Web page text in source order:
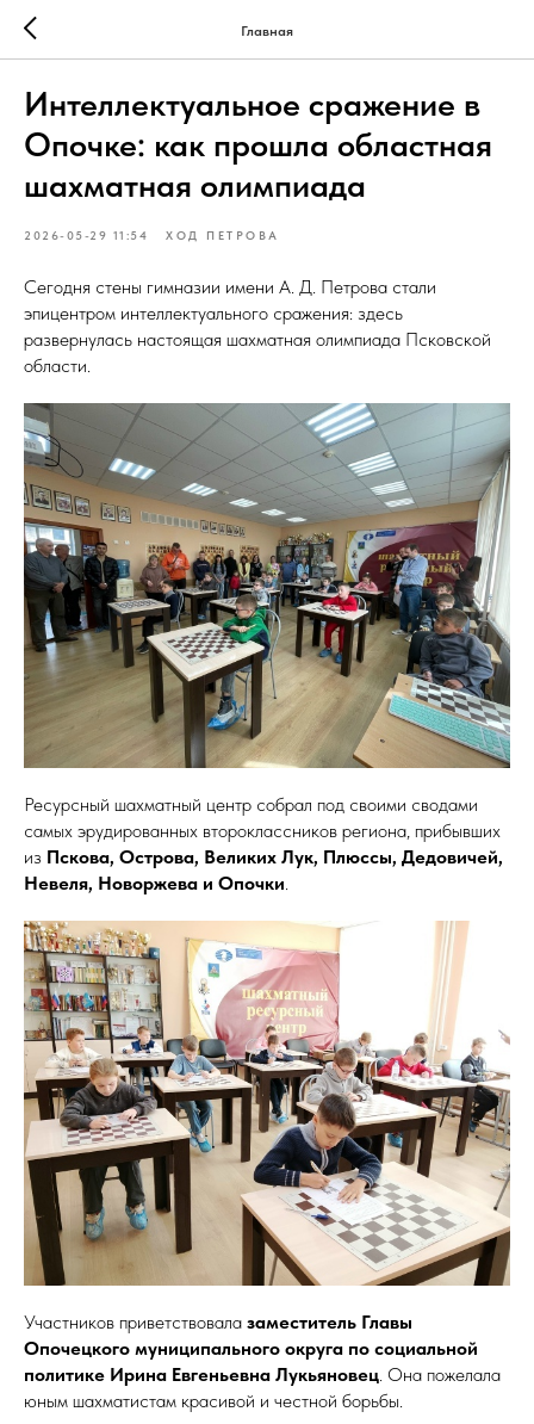
Главная
Интеллектуальное сражение в
Опочке: как прошла областная
шахматная олимпиада
2026-05-29 11:54 ХОД ПЕТРОВА
Сегодня стены гимназии имени А. Д. Петрова стали
эпицентром интеллектуального сражения: здесь
развернулась настоящая шахматная олимпиада Псковской
области.
Ресурсный шахматный центр собрал под своими сводами
самых эрудированных второклассников региона, прибывших
из Пскова, Острова, Великих Лук, Плюссы, Дедовичей,
Невеля, Новоржева и Опочки.
Участников приветствовала заместитель Главы
Опочецкого муниципального округа по социальной
политике Ирина Евгеньевна Лукьяновец. Она пожелала
юным шахматистам красивой и честной борьбы.